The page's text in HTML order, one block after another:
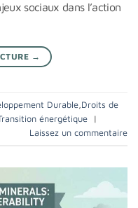
sociaux dans l’action
→
Durable Droits de
énergétique
|
Laissez un commentaire